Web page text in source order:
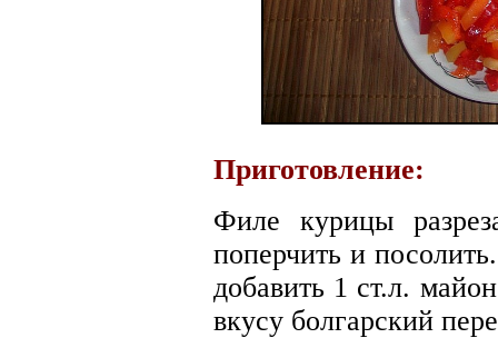
Приготовление:
Филе курицы
поперчить и
добавить 1 ст.л.
вкусу болгарский